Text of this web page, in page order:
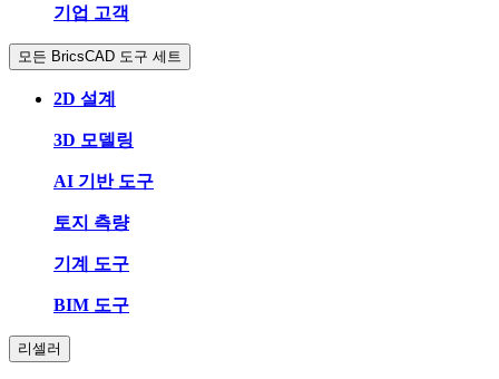
기업 고객
모든 BricsCAD 도구 세트
2D 설계
3D 모델링
AI 기반 도구
토지 측량
기계 도구
BIM 도구
리셀러